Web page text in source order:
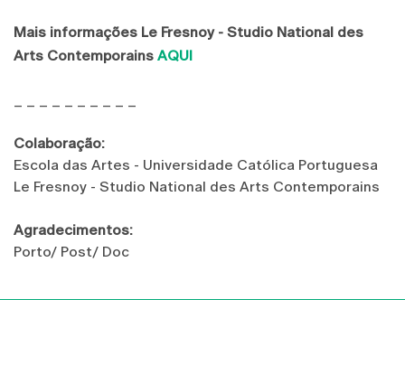
Mais informações Le Fresnoy - Studio National des
Arts Contemporains AQUI
Colaboração:
Escola das Artes - Universidade Católica Portuguesa
Le Fresnoy - Studio National des Arts Contemporains
Agradecimentos:
Porto/ Post/ Doc